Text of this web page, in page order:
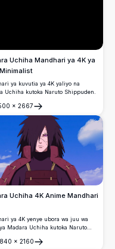
Uchiha Mandhari ya 4K ya
ya kuvutia ya 4K yaliyo na
Uchiha kutoka Naruto Shippuden.
× 2667
Uchiha 4K Anime Mandhari
ya 4K yenye ubora wa juu wa
Madara Uchiha kutoka Naruto
wa ukoo wa Uchiha katika silaha
× 2160